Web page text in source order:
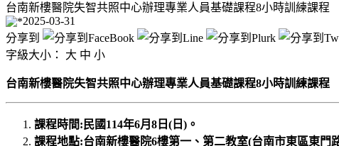
台南新樓醫院失智共照中心辦理專業人員基礎課程8小時訓練課程
2025-03-31
分享到
字級大小： 大 中 小
台南新樓醫院失智共照中心辦理專業人員基礎課程8小時訓練課程
課程時間:民國114年6月8日(日)。
課程地點:台南新樓醫院6樓第一、第二教室(台南市東區東門